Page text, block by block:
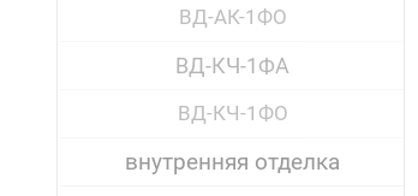
ВД-АК-1ФО
ВД-КЧ-1ФА
ВД-КЧ-1ФО
внутренняя отделка